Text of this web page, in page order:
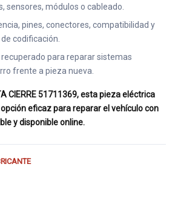
sensores, módulos o cableado.
pines, conectores, compatibilidad y
codificación.
para reparar sistemas
frente a pieza nueva.
CIERRE 51711369, esta pieza eléctrica
eficaz para reparar el vehículo con
y disponible online.